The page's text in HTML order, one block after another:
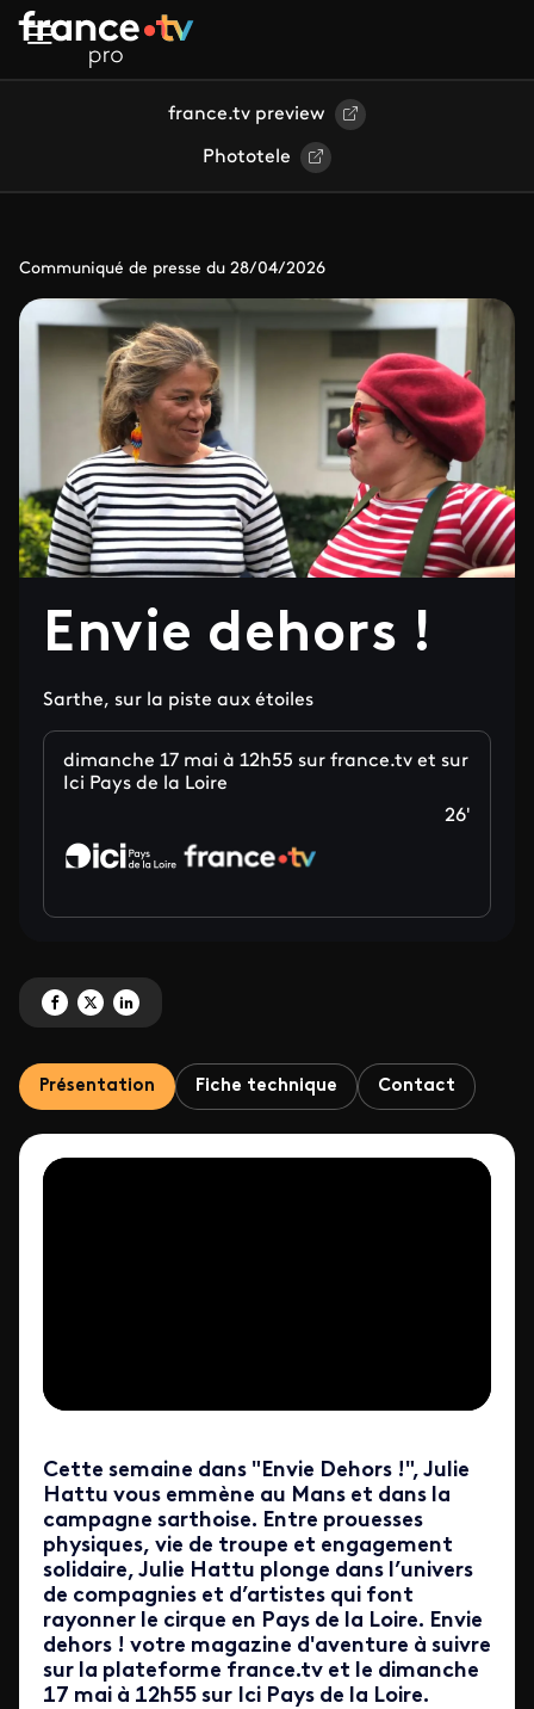
Aller au contenu principal
france.tv preview
Phototele
Communiqué de presse du 28/04/2026
Envie dehors !
Sarthe, sur la piste aux étoiles
dimanche 17 mai à 12h55 sur france.tv et sur
Ici Pays de la Loire
26'
Partagez 'Envie dehors ! ' sur Facebook
Partagez 'Envie dehors ! ' sur X
Partagez 'Envie dehors ! ' sur LinkedIn
Présentation Fiche technique Contact
Cette semaine dans "Envie Dehors !", Julie
Hattu vous emmène au Mans et dans la
campagne sarthoise. Entre prouesses
physiques, vie de troupe et engagement
solidaire, Julie Hattu plonge dans l’univers
de compagnies et d’artistes qui font
rayonner le cirque en Pays de la Loire. Envie
dehors ! votre magazine d'aventure à suivre
sur la plateforme france.tv et le dimanche
17 mai à 12h55 sur Ici Pays de la Loire.